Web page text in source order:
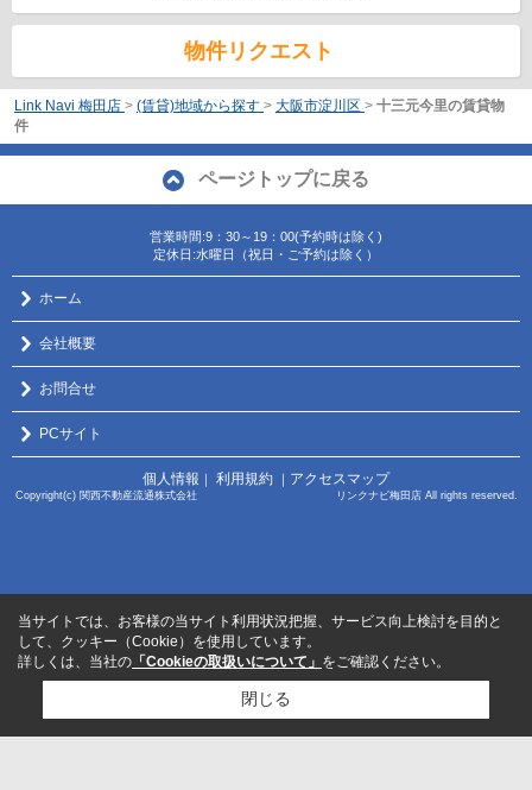
物件リクエスト
Link Navi 梅田店 > (賃貸)地域から探す > 大阪市淀川区 > 十三元今里の賃貸物
件
ページトップに戻る
営業時間:9：30～19：00(予約時は除く)
定休日:水曜日（祝日・ご予約は除く）
ホーム
会社概要
お問合せ
PCサイト
個人情報 ｜ 利用規約 ｜ アクセスマップ
Copyright(c) 関西不動産流通株式会社 リンクナビ梅田店 All rights reserved.
当サイトでは、お客様の当サイト利用状況把握、サービス向上検討を目的と
して、クッキー（Cookie）を使用しています。
詳しくは、当社の 「Cookieの取扱いについて」 をご確認ください。
閉じる